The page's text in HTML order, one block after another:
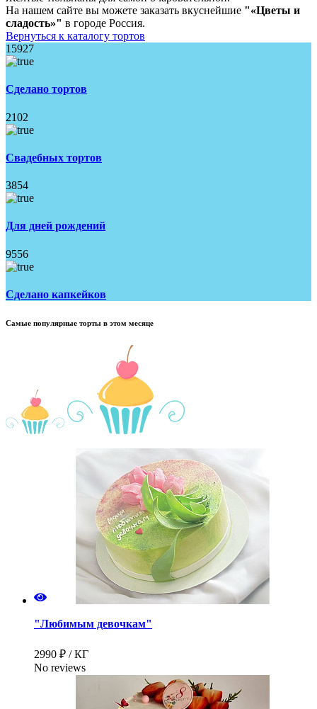
На нашем сайте вы можете заказать вкуснейшие "«Цветы и
сладость»" в городе Россия.
Вернуться к каталогу тортов
15927
Сделано тортов
2102
Свадебных тортов
3854
Для дней рождений
9556
Сделано капкейков
Самые популярные торты в этом месяце
"Любимым девочкам"
2990 ₽ / КГ
No reviews